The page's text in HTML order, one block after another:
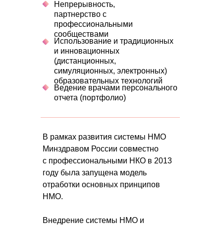
В рамках развития системы НМО
Минздравом России совместно
с профессиональными НКО в 2013
году была запущена модель
отработки основных принципов
НМО.
Внедрение системы НМО и
Ведение врачами персонального
отчета (портфолио)
Использование и традиционных
и инновационных
(дистанционных,
симуляционных, электронных)
образовательных технологий
Непрерывность,
партнерство с
профессиональными
сообществами